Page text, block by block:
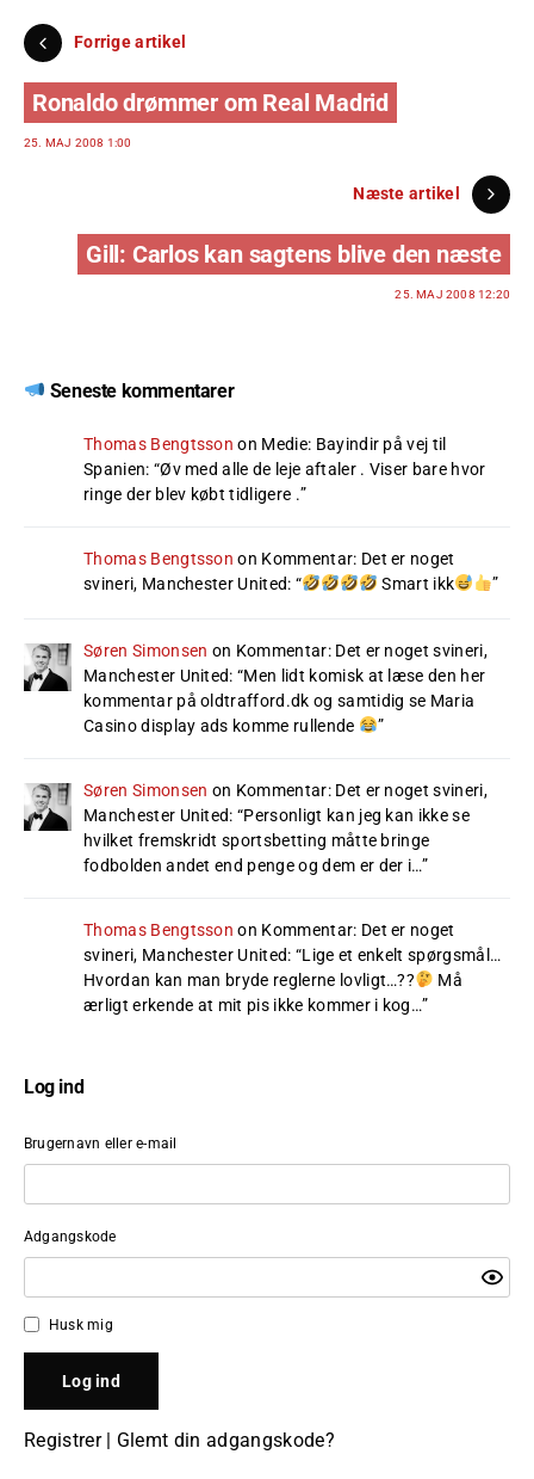
Forrige artikel
Ronaldo drømmer om Real Madrid
25. MAJ 2008 1:00
Næste artikel
Gill: Carlos kan sagtens blive den næste
25. MAJ 2008 12:20
Seneste kommentarer
Thomas Bengtsson on Medie: Bayindir på vej til
Spanien: “Øv med alle de leje aftaler . Viser bare hvor
ringe der blev købt tidligere .”
Thomas Bengtsson on Kommentar: Det er noget
svineri, Manchester United: “ Smart ikk ”
Søren Simonsen on Kommentar: Det er noget svineri,
Manchester United: “Men lidt komisk at læse den her
kommentar på oldtrafford.dk og samtidig se Maria
Casino display ads komme rullende
”
Søren Simonsen on Kommentar: Det er noget svineri,
Manchester United: “Personligt kan jeg kan ikke se
hvilket fremskridt sportsbetting måtte bringe
fodbolden andet end penge og dem er der i…”
Thomas Bengtsson on Kommentar: Det er noget
svineri, Manchester United: “Lige et enkelt spørgsmål…
Hvordan kan man bryde reglerne lovligt…??
Må
ærligt erkende at mit pis ikke kommer i kog…”
Log ind
Brugernavn eller e-mail
Adgangskode
Husk mig
Registrer| Glemt din adgangskode?